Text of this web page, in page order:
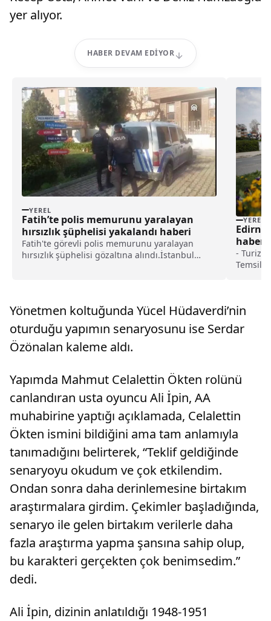
yer alıyor.
HABER DEVAM EDIYOR
YEREL
Fatih’te polis memurunu yaralayan
hırsızlık şüphelisi yakalandı haberi
Fatih'te görevli polis memurunu yaralayan
hırsızlık şüphelisi gözaltına alındı.İstanbul
YEREL
haberi
-
Yönetmen koltuğunda Yücel Hüdaverdi’nin
oturduğu yapımın senaryosunu ise Serdar
Özönalan kaleme aldı.
Yapımda Mahmut Celalettin Ökten rolünü
canlandıran usta oyuncu Ali İpin, AA
muhabirine yaptığı açıklamada, Celalettin
Ökten ismini bildiğini ama tam anlamıyla
tanımadığını belirterek, “Teklif geldiğinde
senaryoyu okudum ve çok etkilendim.
Ondan sonra daha derinlemesine birtakım
araştırmalara girdim. Çekimler başladığında,
senaryo ile gelen birtakım verilerle daha
fazla araştırma yapma şansına sahip olup,
bu karakteri gerçekten çok benimsedim.”
dedi.
Ali İpin, dizinin anlatıldığı 1948-1951